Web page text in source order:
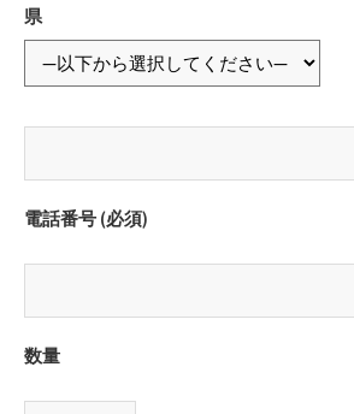
県
電話番号 (必須)
数量